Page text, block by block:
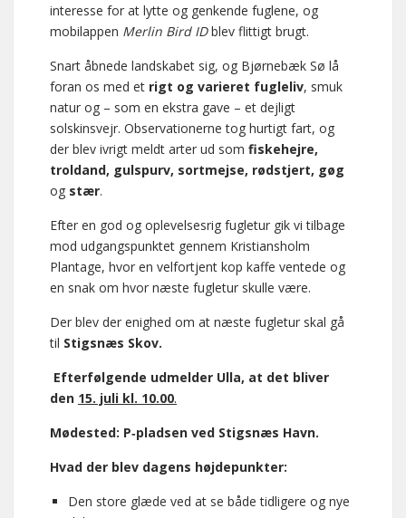
interesse for at lytte og genkende fuglene, og
mobilappen Merlin Bird IDblev flittigt brugt.
Snart åbnede landskabet sig, og Bjørnebæk Sø lå
foran os med et rigt og varieret fugleliv, smuk
natur og – som en ekstra gave – et dejligt
solskinsvejr. Observationerne tog hurtigt fart, og
der blev ivrigt meldt arter ud som fiskehejre,
troldand, gulspurv, sortmejse, rødstjert, gøg
og stær.
Efter en god og oplevelsesrig fugletur gik vi tilbage
mod udgangspunktet gennem Kristiansholm
Plantage, hvor en velfortjent kop kaffe ventede og
en snak om hvor næste fugletur skulle være.
Der blev der enighed om at næste fugletur skal gå
til Stigsnæs Skov.
Efterfølgende udmelder Ulla, at det bliver
den 15. juli kl. 10.00.
Mødested: P‑pladsen ved Stigsnæs Havn.
Hvad der blev dagens højdepunkter:
Den store glæde ved at se både tidligere og nye